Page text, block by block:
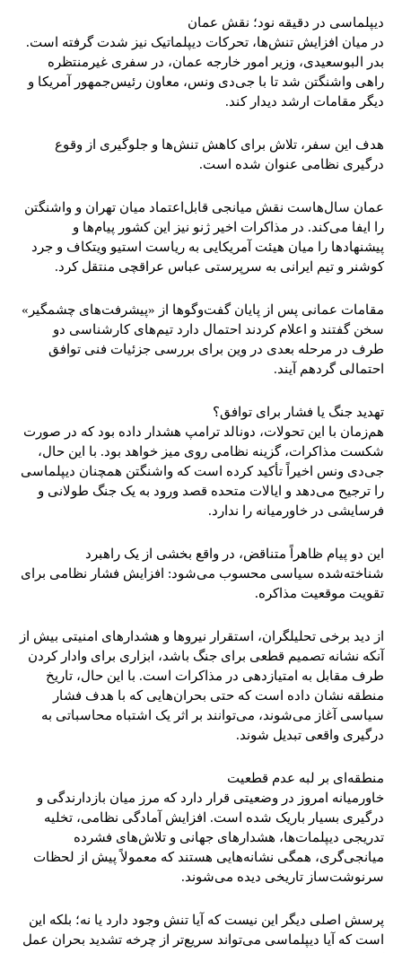
دیپلماسی در دقیقه نود؛ نقش عمان
در میان افزایش تنش‌ها، تحرکات دیپلماتیک نیز شدت گرفته است.
بدر البوسعیدی، وزیر امور خارجه عمان، در سفری غیرمنتظره
راهی واشنگتن شد تا با جی‌دی ونس، معاون رئیس‌جمهور آمریکا و
دیگر مقامات ارشد دیدار کند.
هدف این سفر، تلاش برای کاهش تنش‌ها و جلوگیری از وقوع
درگیری نظامی عنوان شده است.
عمان سال‌هاست نقش میانجی قابل‌اعتماد میان تهران و واشنگتن
را ایفا می‌کند. در مذاکرات اخیر ژنو نیز این کشور پیام‌ها و
پیشنهادها را میان هیئت آمریکایی به ریاست استیو ویتکاف و جرد
کوشنر و تیم ایرانی به سرپرستی عباس عراقچی منتقل کرد.
مقامات عمانی پس از پایان گفت‌وگوها از «پیشرفت‌های چشمگیر»
سخن گفتند و اعلام کردند احتمال دارد تیم‌های کارشناسی دو
طرف در مرحله بعدی در وین برای بررسی جزئیات فنی توافق
احتمالی گردهم آیند.
تهدید جنگ یا فشار برای توافق؟
هم‌زمان با این تحولات، دونالد ترامپ هشدار داده بود که در صورت
شکست مذاکرات، گزینه نظامی روی میز خواهد بود. با این حال،
جی‌دی ونس اخیراً تأکید کرده است که واشنگتن همچنان دیپلماسی
را ترجیح می‌دهد و ایالات متحده قصد ورود به یک جنگ طولانی و
فرسایشی در خاورمیانه را ندارد.
این دو پیام ظاهراً متناقض، در واقع بخشی از یک راهبرد
شناخته‌شده سیاسی محسوب می‌شود: افزایش فشار نظامی برای
تقویت موقعیت مذاکره.
از دید برخی تحلیلگران، استقرار نیروها و هشدارهای امنیتی بیش از
آنکه نشانه تصمیم قطعی برای جنگ باشد، ابزاری برای وادار کردن
طرف مقابل به امتیازدهی در مذاکرات است. با این حال، تاریخ
منطقه نشان داده است که حتی بحران‌هایی که با هدف فشار
سیاسی آغاز می‌شوند، می‌توانند بر اثر یک اشتباه محاسباتی به
درگیری واقعی تبدیل شوند.
منطقه‌ای بر لبه عدم قطعیت
خاورمیانه امروز در وضعیتی قرار دارد که مرز میان بازدارندگی و
درگیری بسیار باریک شده است. افزایش آمادگی نظامی، تخلیه
تدریجی دیپلمات‌ها، هشدارهای جهانی و تلاش‌های فشرده
میانجی‌گری، همگی نشانه‌هایی هستند که معمولاً پیش از لحظات
سرنوشت‌ساز تاریخی دیده می‌شوند.
پرسش اصلی دیگر این نیست که آیا تنش وجود دارد یا نه؛ بلکه این
است که آیا دیپلماسی می‌تواند سریع‌تر از چرخه تشدید بحران عمل